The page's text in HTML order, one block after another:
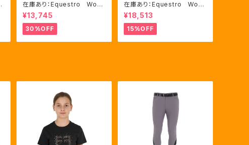
在庫あり：Equestro Wom
en's インターロックフロン
トジップ フーディ ピンク・
ブルー2色（ETW00046）
¥13,745
30%OFF
在庫あり：Equestro Wom
en's レース風競技用シャ
ツ Mサイズのみ（ETW002
21）
¥18,513
15%OFF